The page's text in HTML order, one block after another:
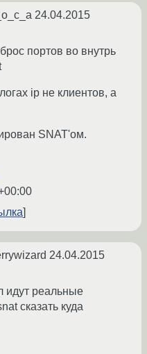
24.04.2015
портов во внутрь
ip не клиентов, а
SNAT'ом.
24.04.2015
идут реальные
сказать куда